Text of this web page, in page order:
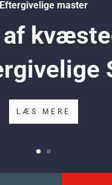
Eftergivelige master
LÆS MERE